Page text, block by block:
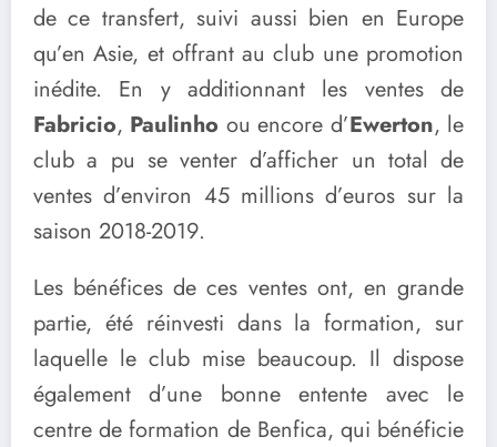
de ce transfert, suivi aussi bien en Europe
qu’en Asie, et offrant au club une promotion
inédite. En y additionnant les ventes de
Fabricio, Paulinho ou encore d’Ewerton, le
club a pu se venter d’afficher un total de
ventes d’environ 45 millions d’euros sur la
saison 2018-2019.
Les bénéfices de ces ventes ont, en grande
partie, été réinvesti dans la formation, sur
laquelle le club mise beaucoup. Il dispose
également d’une bonne entente avec le
centre de formation de Benfica, qui bénéficie